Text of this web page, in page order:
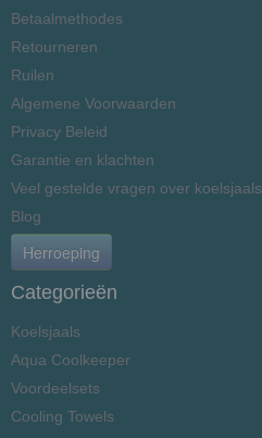
Betaalmethodes
Retourneren
Ruilen
Algemene Voorwaarden
Privacy Beleid
Garantie en klachten
Veel gestelde vragen over koelsjaals
Blog
Herroeping
Categorieën
Koelsjaals
Aqua Coolkeeper
Voordeelsets
Cooling Towels